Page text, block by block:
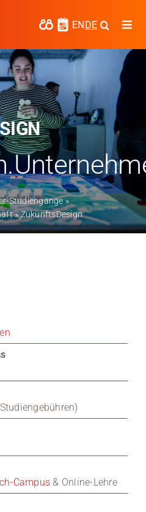
ENDE
Studiengänge»
»ZukunftsDesign
Campus & Online-Lehre